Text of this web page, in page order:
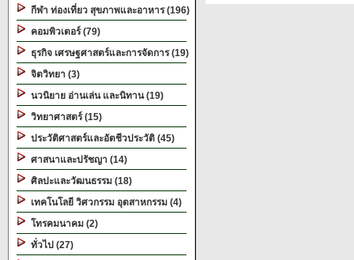
กีฬา ท่องเที่ยว สุขภาพและอาหาร (196)
คอมพิวเตอร์ (79)
ธุรกิจ เศรษฐศาสตร์และการจัดการ (19)
จิตวิทยา (3)
นวนิยาย อ่านเล่น และนิทาน (19)
วิทยาศาสตร์ (15)
ประวัติศาสตร์และอัตชีวประวัติ (45)
ศาสนาและปรัชญา (14)
ศิลปะและวัฒนธรรม (18)
เทคโนโลยี วิศวกรรม อุตสาหกรรม (4)
โทรคมนาคม (2)
ทั่วไป (27)